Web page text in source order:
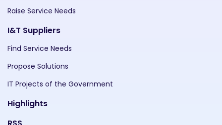
Raise Service Needs
I&T Suppliers
Find Service Needs
Propose Solutions
IT Projects of the Government
Highlights